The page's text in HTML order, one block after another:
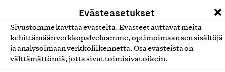
Evästeasetukset
Sivustomme käyttää evästeitä. Evästeet auttavat meitä
kehittämään verkkopalveluamme, optimoimaan sen sisältöjä
ja analysoimaan verkkoliikennettä. Osa evästeistä on
välttämättömiä, jotta sivut toimisivat oikein.
Sukat lapsille, naisille sekä
miehille
Mi-sukka Oy, Tuote